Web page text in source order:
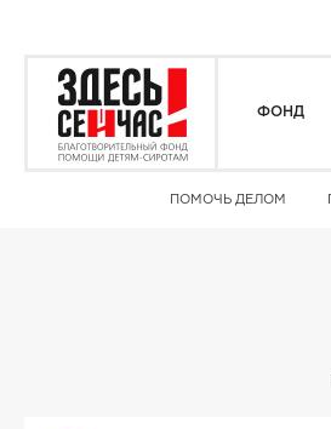
ФОНД
ПОМОЧЬ ДЕЛОМ